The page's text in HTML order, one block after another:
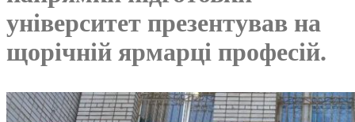
університет презентував на
щорічній ярмарці професій.